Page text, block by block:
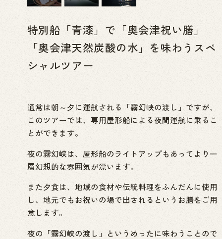
特別船「青漆」で「奥会津祝い膳」
「奥会津天然炭酸の水」を味わうスペ
シャルツアー
通常は朝～夕に運航される「霧幻峡の渡し」ですが、
このツアーでは、専用屋形船による夜間運航に乗るこ
とができます。
夜の霧幻峡は、屋形船のライトアップもあってより一
層幻想的な雰囲気が漂います。
また夕食は、地域の食材や伝統料理をふんだんに使用
し、地元でもお祝いの場で出されるというお膳をご用
意します。
夜の「霧幻峡の渡し」というめったに味わうことので